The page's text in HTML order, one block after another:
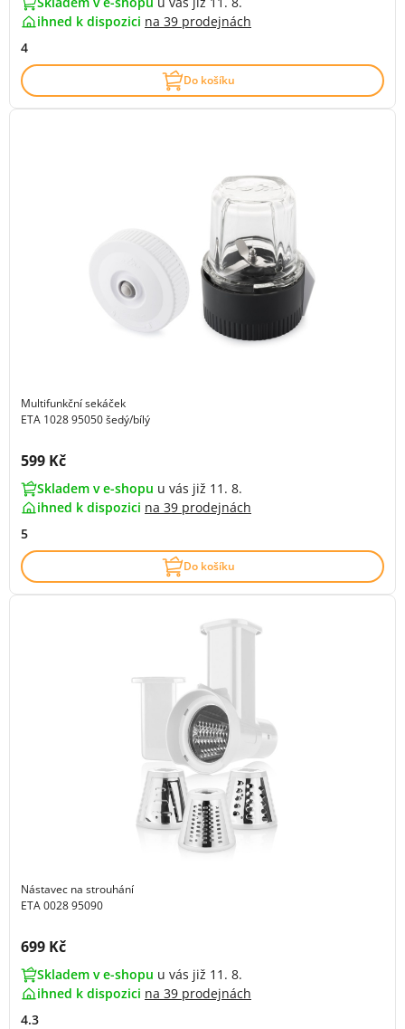
ihned k dispozici na 39 prodejnách
4
Do košíku
Multifunkční sekáček
ETA 1028 95050 šedý/bílý
Cena s DPH:
599 Kč
Skladem v e-shopu u vás již 11. 8.
ihned k dispozici na 39 prodejnách
5
Do košíku
Nástavec na strouhání
ETA 0028 95090
Cena s DPH:
699 Kč
Skladem v e-shopu u vás již 11. 8.
ihned k dispozici na 39 prodejnách
4.3